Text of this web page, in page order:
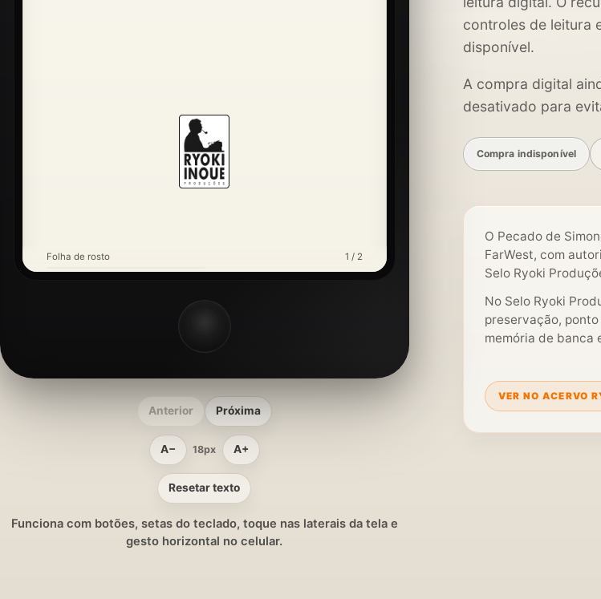
Folha de rosto 1 / 2
Anterior Próxima
A− 18px A+
Resetar texto
Funciona com botões, setas do teclado, toque nas laterais da tela e
gesto horizontal no celular.
controles de leitura
disponível.
A compra digital
desativado para
Compra indisponível
O Pecado de
FarWest, com
Selo Ryoki
No Selo Ryoki
preservação,
memória de
VER NO ACERVO